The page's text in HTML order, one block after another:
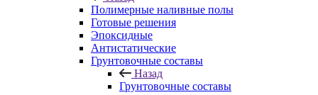
Полимерные наливные полы
Готовые решения
Эпоксидные
Антистатические
Грунтовочные составы
Назад
Грунтовочные составы